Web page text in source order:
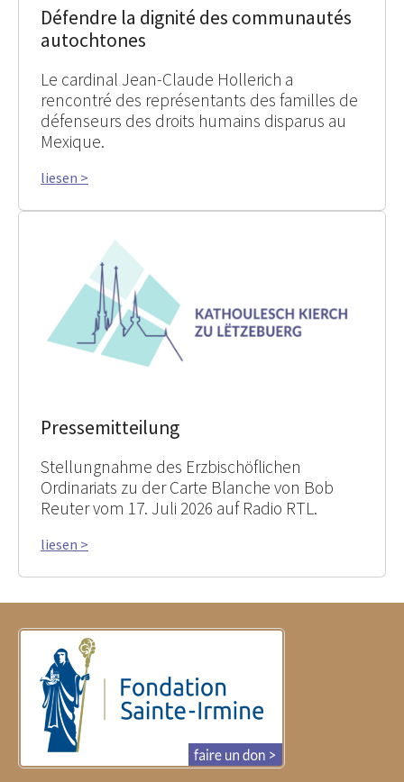
Défendre la dignité des communautés
autochtones
Le cardinal Jean-Claude Hollerich a
rencontré des représentants des familles de
défenseurs des droits humains disparus au
Mexique.
liesen >
Pressemitteilung
Stellungnahme des Erzbischöflichen
Ordinariats zu der Carte Blanche von Bob
Reuter vom 17. Juli 2026 auf Radio RTL.
liesen >